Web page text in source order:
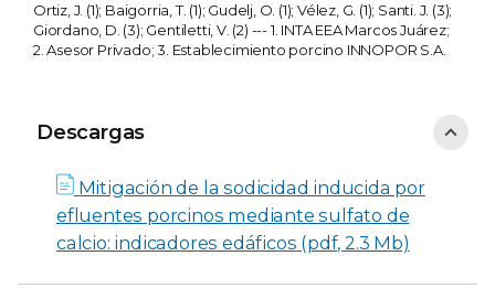
Ortiz, J. (1); Baigorria, T. (1); Gudelj, O. (1); Vélez, G. (1); Santi. J. (3);
Giordano, D. (3); Gentiletti, V. (2) --- 1. INTA EEA Marcos Juárez;
2. Asesor Privado; 3. Establecimiento porcino INNOPOR S.A.
Descargas
Descargas
Mitigación de la sodicidad inducida por
efluentes porcinos mediante sulfato de
calcio: indicadores edáficos (pdf, 2.3 Mb)